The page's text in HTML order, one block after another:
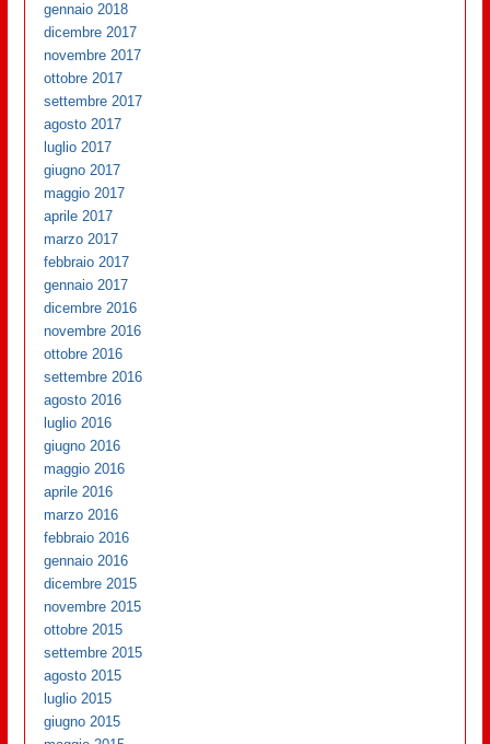
gennaio 2018
dicembre 2017
novembre 2017
ottobre 2017
settembre 2017
agosto 2017
luglio 2017
giugno 2017
maggio 2017
aprile 2017
marzo 2017
febbraio 2017
gennaio 2017
dicembre 2016
novembre 2016
ottobre 2016
settembre 2016
agosto 2016
luglio 2016
giugno 2016
maggio 2016
aprile 2016
marzo 2016
febbraio 2016
gennaio 2016
dicembre 2015
novembre 2015
ottobre 2015
settembre 2015
agosto 2015
luglio 2015
giugno 2015